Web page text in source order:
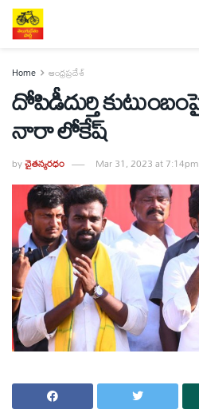
Home ఆంధ్రప్రదేశ్
దోపిడీదుర్తి
నారా లోకేష్
byచైతన్యరధం Mar 31, 2023 at 7:14pm